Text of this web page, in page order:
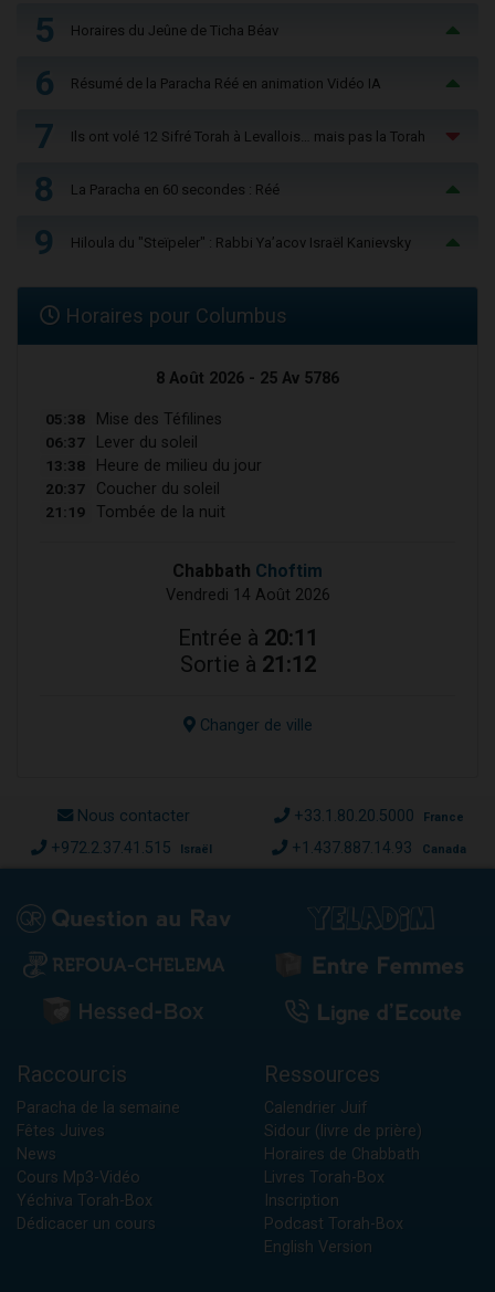
5 Horaires du Jeûne de Ticha Béav
6 Résumé de la Paracha Réé en animation Vidéo IA
7 Ils ont volé 12 Sifré Torah à Levallois… mais pas la Torah
8 La Paracha en 60 secondes : Réé
9 Hiloula du "Steïpeler" : Rabbi Ya’acov Israël Kanievsky
Horaires pour Columbus
8 Août 2026 - 25 Av 5786
05:38 Mise des Téfilines
06:37 Lever du soleil
13:38 Heure de milieu du jour
20:37 Coucher du soleil
21:19 Tombée de la nuit
Chabbath Choftim
Vendredi 14 Août 2026
Entrée à 20:11
Sortie à 21:12
Changer de ville
Nous contacter +33.1.80.20.5000 France
+972.2.37.41.515 Israël +1.437.887.14.93 Canada
Raccourcis
Paracha de la semaine
Fêtes Juives
News
Cours Mp3-Vidéo
Yéchiva Torah-Box
Dédicacer un cours
Ressources
Calendrier Juif
Sidour (livre de prière)
Horaires de Chabbath
Livres Torah-Box
Inscription
Podcast Torah-Box
English Version